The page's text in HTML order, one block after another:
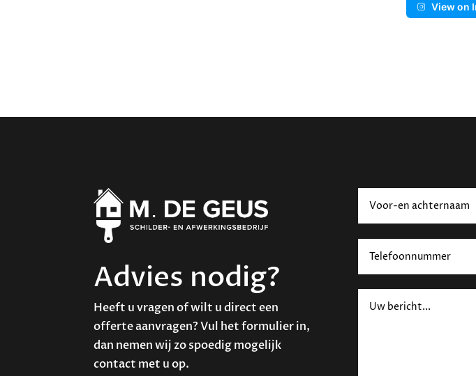
View on
Advies nodig?
Heeft u vragen of wilt u direct een
offerte aanvragen? Vul het formulier in,
dan nemen wij zo spoedig mogelijk
contact met u op.